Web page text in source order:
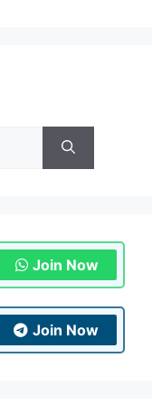
Join Now
Join Now